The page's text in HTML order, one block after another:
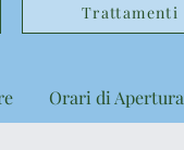
Trattamenti
Orari di Apertura